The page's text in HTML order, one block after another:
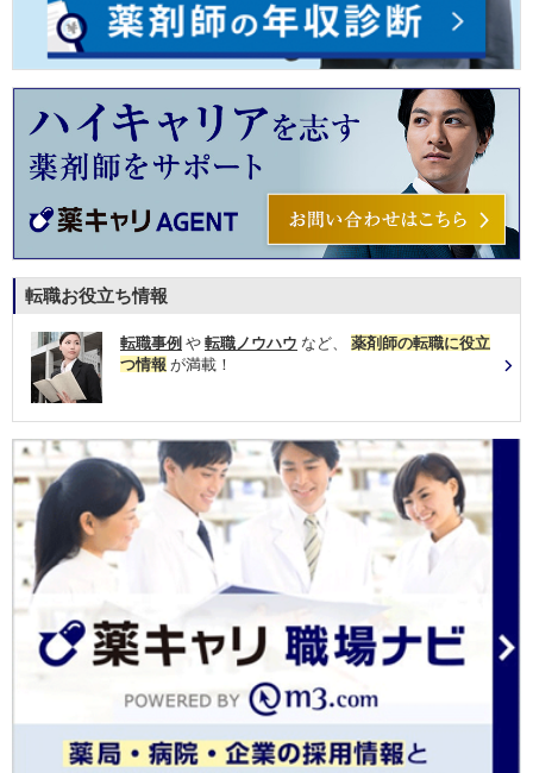
転職お役立ち情報
転職事例 や 転職ノウハウ など、 薬剤師の転職に役立
つ情報 が満載！